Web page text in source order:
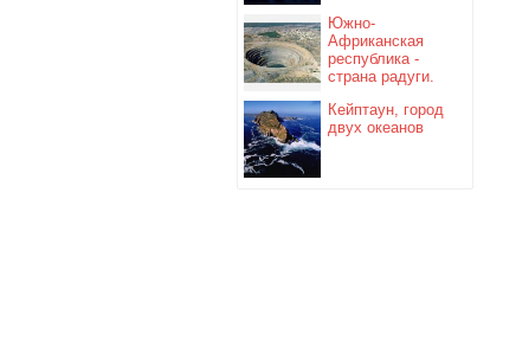
Южно-
Африканская
республика -
страна радуги.
Кейптаун, город
двух океанов